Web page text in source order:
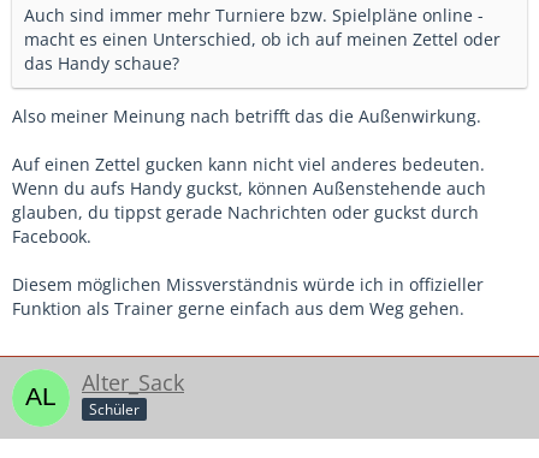
Auch sind immer mehr Turniere bzw. Spielpläne online -
macht es einen Unterschied, ob ich auf meinen Zettel oder
das Handy schaue?
Also meiner Meinung nach betrifft das die Außenwirkung.
Auf einen Zettel gucken kann nicht viel anderes bedeuten.
Wenn du aufs Handy guckst, können Außenstehende auch
glauben, du tippst gerade Nachrichten oder guckst durch
Facebook.
Diesem möglichen Missverständnis würde ich in offizieller
Funktion als Trainer gerne einfach aus dem Weg gehen.
Alter_Sack
Schüler